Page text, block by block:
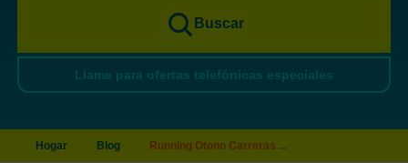
Buscar
Llame para ofertas telefónicas especiales
Hogar Blog Running Otono Carreras ...